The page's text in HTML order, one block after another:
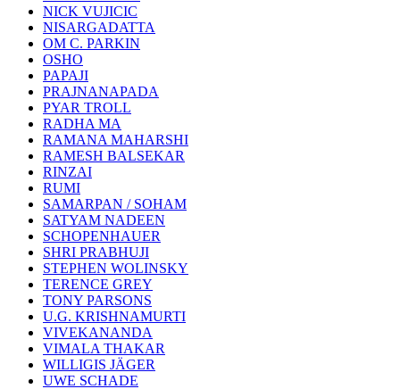
NICK VUJICIC
NISARGADATTA
OM C. PARKIN
OSHO
PAPAJI
PRAJNANAPADA
PYAR TROLL
RADHA MA
RAMANA MAHARSHI
RAMESH BALSEKAR
RINZAI
RUMI
SAMARPAN / SOHAM
SATYAM NADEEN
SCHOPENHAUER
SHRI PRABHUJI
STEPHEN WOLINSKY
TERENCE GREY
TONY PARSONS
U.G. KRISHNAMURTI
VIVEKANANDA
VIMALA THAKAR
WILLIGIS JÄGER
UWE SCHADE